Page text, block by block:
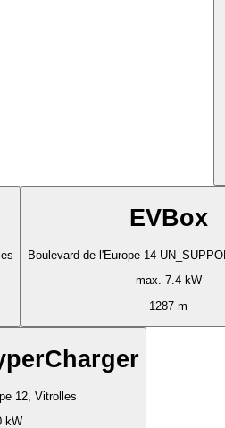
EVBox
Boulevard de l'Europe 14
max. 7.4 kW
1287 m
12, Vitrolles
kW